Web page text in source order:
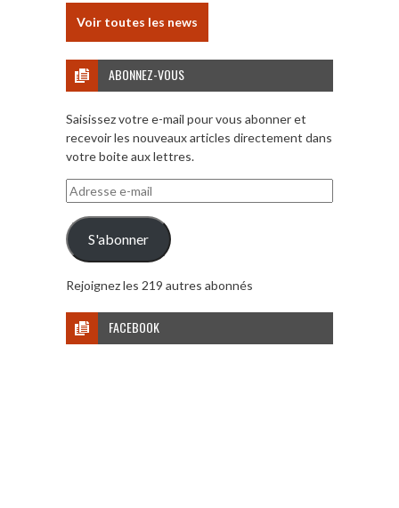
Voir toutes les news
ABONNEZ-VOUS
Saisissez votre e-mail pour vous abonner et
recevoir les nouveaux articles directement dans
votre boite aux lettres.
Adresse
e-
mail
S'abonner
Rejoignez les 219 autres abonnés
FACEBOOK